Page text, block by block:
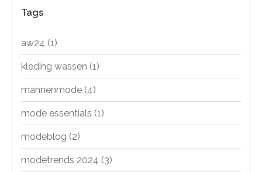
Tags
aw24 (1)
kleding wassen (1)
mannenmode (4)
mode essentials (1)
modeblog (2)
modetrends 2024 (3)